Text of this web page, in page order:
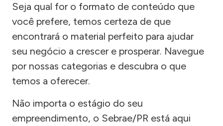
Seja qual for o formato de conteúdo que
você prefere, temos certeza de que
encontrará o material perfeito para ajudar
seu negócio a crescer e prosperar. Navegue
por nossas categorias e descubra o que
temos a oferecer.
Não importa o estágio do seu
empreendimento, o Sebrae/PR está aqui